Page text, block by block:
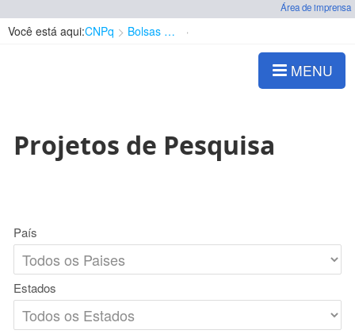
Área de imprensa
Você está aqui:CNPq Bolsas e Auxílios Vigentes
MENU
Projetos de Pesquisa
País
Estados